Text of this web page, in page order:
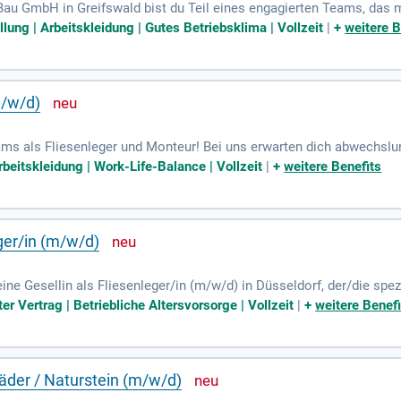
GmbH in Greifswald bist du Teil eines engagierten Teams, das
arbeiten Hand in Hand, um Räume zu schaffen, die unsere
– nicht die Menge der verlegten Quadratmeter. Mit über 30
Gebäudeausrüstung. Unser Team von 60 Mitarbeitenden
Badsanierung setzen wir auf erstklassige Materialien und
| Arbeitskleidung | Gutes Betriebsklima | Vollzeit |+weitere
w/d)
als Fliesenleger und Monteur! Bei uns erwarten dich
in Bädern und Küchen. Du bist der Problemlöser, der
Geschick und deine Eigeninitiative sind bei uns gefragt.
motivierten Team durchzustarten. Zusammen gestalten
| Work-Life-Balance | Vollzeit |+weitere Benefits
in (m/w/d)
Gesellin als Fliesenleger/in (m/w/d) in Düsseldorf, der/die
das Reinigen und Ausgleichen von Untergründen,
und Engagement sind für Sie selbstverständlich. Ein
Einsatzorten zu fahren. Wenn Sie technisches Verständnis
Vertrag | Betriebliche Altersvorsorge | Vollzeit |+weitere
/ Naturstein (m/w/d)